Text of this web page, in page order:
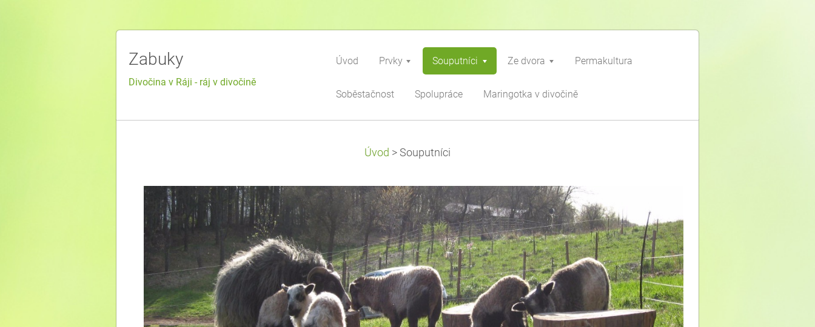
Zabuky
Divočina v Ráji - ráj v divočině
Úvod Prvky Souputníci Ze dvora Permakultura
Soběstačnost Spolupráce Maringotka v divočině
Úvod > Souputníci